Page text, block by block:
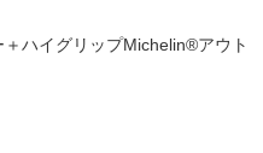
ハイグリップMichelin®アウト